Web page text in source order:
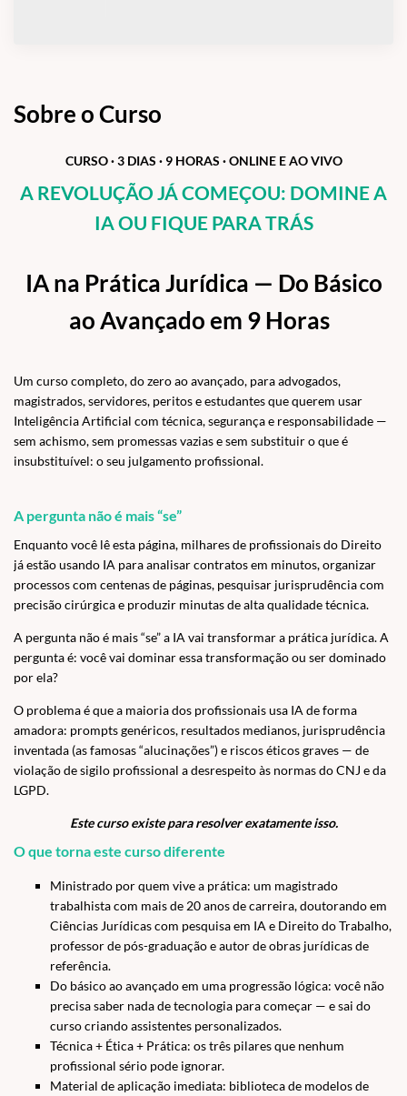
Sobre o Curso
CURSO · 3 DIAS · 9 HORAS · ONLINE E AO VIVO
A REVOLUÇÃO JÁ COMEÇOU: DOMINE A
IA OU FIQUE PARA TRÁS
IA na Prática Jurídica — Do Básico
ao Avançado em 9 Horas
Um curso completo, do zero ao avançado, para advogados,
magistrados, servidores, peritos e estudantes que querem usar
Inteligência Artificial com técnica, segurança e responsabilidade —
sem achismo, sem promessas vazias e sem substituir o que é
insubstituível: o seu julgamento profissional.
A pergunta não é mais “se”
Enquanto você lê esta página, milhares de profissionais do Direito
já estão usando IA para analisar contratos em minutos, organizar
processos com centenas de páginas, pesquisar jurisprudência com
precisão cirúrgica e produzir minutas de alta qualidade técnica.
A pergunta não é mais “se” a IA vai transformar a prática jurídica. A
pergunta é: você vai dominar essa transformação ou ser dominado
por ela?
O problema é que a maioria dos profissionais usa IA de forma
amadora: prompts genéricos, resultados medianos, jurisprudência
inventada (as famosas “alucinações”) e riscos éticos graves — de
violação de sigilo profissional a desrespeito às normas do CNJ e da
LGPD.
Este curso existe para resolver exatamente isso.
O que torna este curso diferente
Ministrado por quem vive a prática: um magistrado
trabalhista com mais de 20 anos de carreira, doutorando em
Ciências Jurídicas com pesquisa em IA e Direito do Trabalho,
professor de pós-graduação e autor de obras jurídicas de
referência.
Do básico ao avançado em uma progressão lógica: você não
precisa saber nada de tecnologia para começar — e sai do
curso criando assistentes personalizados.
Técnica + Ética + Prática: os três pilares que nenhum
profissional sério pode ignorar.
Material de aplicação imediata: biblioteca de modelos de